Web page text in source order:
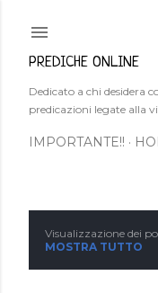
PREDICHE ONLINE
Dedicato a chi desidera
predicazioni legate alla
IMPORTANTE!!
Visualizzazione dei
MOSTRA TUTTO